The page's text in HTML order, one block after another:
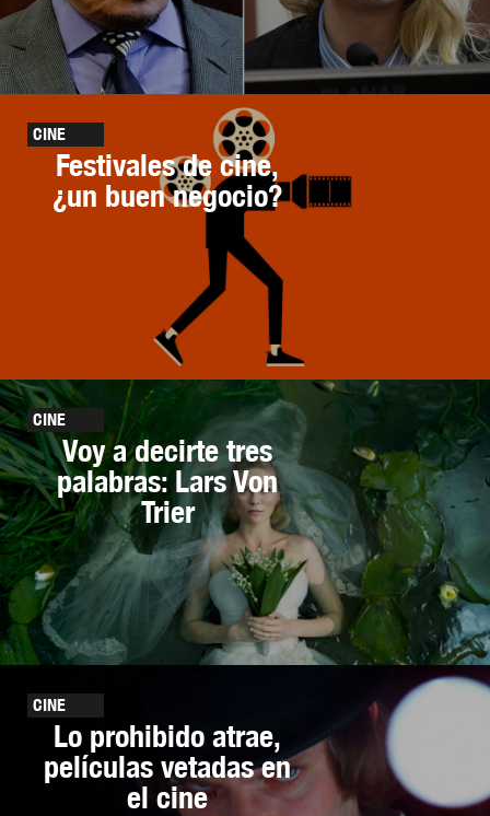
CINE
Festivales de cine,
¿un buen negocio?
CINE
Voy a decirte tres
palabras: Lars Von
Trier
CINE
Lo prohibido atrae,
películas vetadas en
el cine